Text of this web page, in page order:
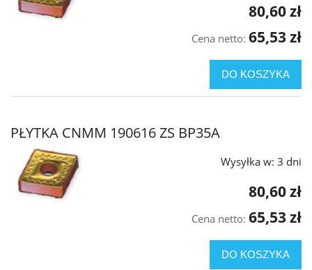
80,60 zł
Cena netto: 65,53 zł
DO KOSZYKA
PŁYTKA CNMM 190616 ZS BP35A
Wysyłka w: 3 dni
80,60 zł
Cena netto: 65,53 zł
DO KOSZYKA